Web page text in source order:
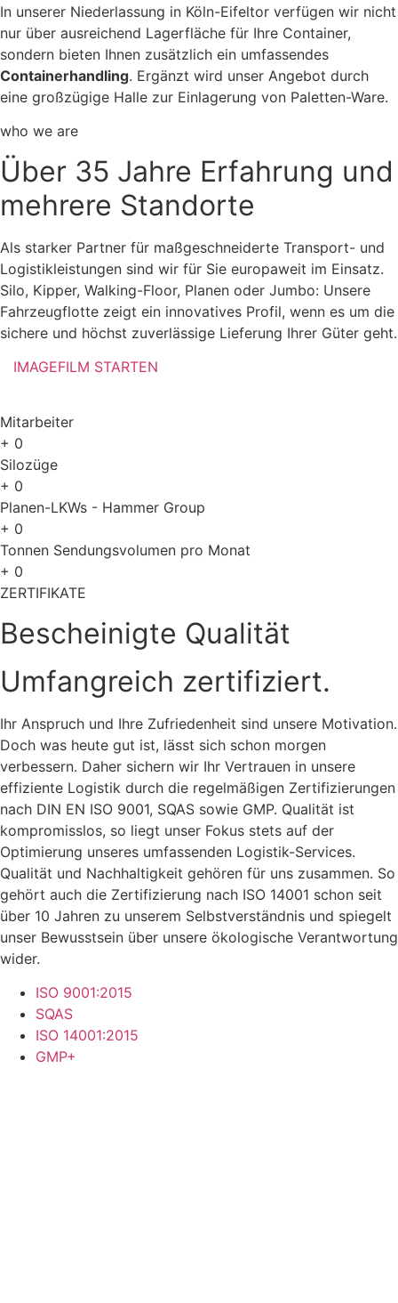
In unserer Niederlassung in Köln-Eifeltor verfügen wir nicht
nur über ausreichend Lagerfläche für Ihre Container,
sondern bieten Ihnen zusätzlich ein umfassendes
Containerhandling. Ergänzt wird unser Angebot durch
eine großzügige Halle zur Einlagerung von Paletten-Ware.
who we are
Über 35 Jahre Erfahrung und
mehrere Standorte
Als starker Partner für maßgeschneiderte Transport- und
Logistikleistungen sind wir für Sie europaweit im Einsatz.
Silo, Kipper, Walking-Floor, Planen oder Jumbo: Unsere
Fahrzeugflotte zeigt ein innovatives Profil, wenn es um die
sichere und höchst zuverlässige Lieferung Ihrer Güter geht.
IMAGEFILM STARTEN
Mitarbeiter
+ 0
Silozüge
+ 0
Planen-LKWs - Hammer Group
+ 0
Tonnen Sendungsvolumen pro Monat
+ 0
ZERTIFIKATE
Bescheinigte Qualität
Umfangreich zertifiziert.
Ihr Anspruch und Ihre Zufriedenheit sind unsere Motivation.
Doch was heute gut ist, lässt sich schon morgen
verbessern. Daher sichern wir Ihr Vertrauen in unsere
effiziente Logistik durch die regelmäßigen Zertifizierungen
nach DIN EN ISO 9001, SQAS sowie GMP. Qualität ist
kompromisslos, so liegt unser Fokus stets auf der
Optimierung unseres umfassenden Logistik-Services.
Qualität und Nachhaltigkeit gehören für uns zusammen. So
gehört auch die Zertifizierung nach ISO 14001 schon seit
über 10 Jahren zu unserem Selbstverständnis und spiegelt
unser Bewusstsein über unsere ökologische Verantwortung
wider.
ISO 9001:2015
SQAS
ISO 14001:2015
GMP+